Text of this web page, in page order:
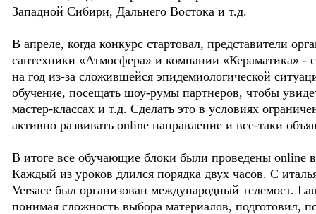
Западной Сибири, Дальнего Востока и т.д.
В апреле, когда конкурс стартовал, представители
сантехники «Атмосфера» и компании «Кераматика» -
на год из-за сложившейся эпидемиологической
обучение, посещать шоу-румы партнеров, чтобы
мастер-классах и т.д. Сделать это в условиях
активно развивать online направление и все-таки
В итоге все обучающие блоки были проведены online
Каждый из уроков длился порядка двух часов. С
Versace был организован международный телемост.
понимая сложность выбора материалов, подготовил,